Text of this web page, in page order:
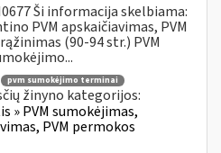
Ši informacija skelbiama:
PVM apskaičiavimas, PVM
(90-94 str.) PVM
pvm sumokėjimo terminai
žinyno kategorijos:
» PVM sumokėjimas,
PVM permokos